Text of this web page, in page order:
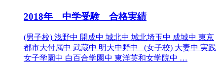
2018年 中学受験 合格実績
(男子校) 浅野中 開成中 城北中 城北埼玉中 成城中 東京
都市大付属中 武蔵中 明大中野中 (女子校) 大妻中 実践
女子学園中 白百合学園中 東洋英和女学院中 …